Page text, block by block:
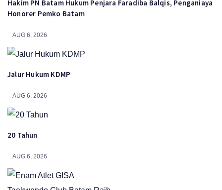
Hakim PN Batam Hukum Penjara Faradiba Balqis, Penganiaya
Honorer Pemko Batam
AUG 6, 2026
Jalur Hukum KDMP
AUG 6, 2026
20 Tahun
AUG 6, 2026